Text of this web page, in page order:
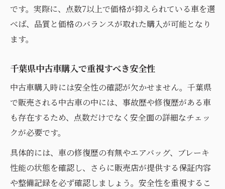
です。実際に、点数7以上で価格が抑えられている車を選
べば、品質と価格のバランスが取れた購入が可能となり
ます。
千葉県中古車購入で重視すべき安全性
中古車購入時には安全性の確認が欠かせません。千葉県
で販売される中古車の中には、事故歴や修復歴がある車
も存在するため、点数だけでなく安全面の詳細なチェッ
クが必要です。
具体的には、車の修復歴の有無やエアバッグ、ブレーキ
性能の状態を確認し、さらに販売店が提供する保証内容
や整備記録を必ず確認しましょう。安全性を重視するこ